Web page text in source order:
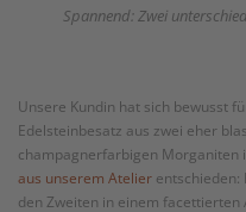
Spannend: Zwei
Unsere Kundin hat sich bewusst
Edelsteinbesatz aus zwei eher
champagnerfarbigen Morganiten
aus unserem Atelier
den Zweiten in einem facettierten